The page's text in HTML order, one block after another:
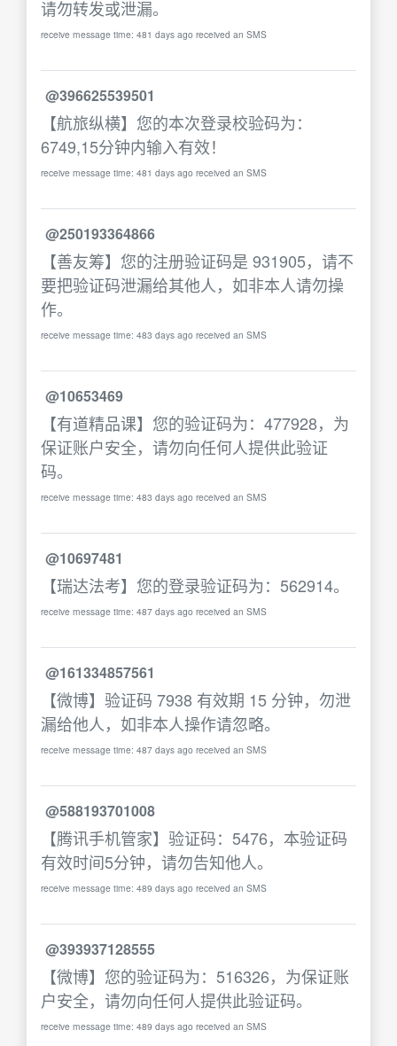
请勿转发或泄漏。
receive message time: 481 days ago received an SMS
@396625539501
【航旅纵横】您的本次登录校验码为：
6749,15分钟内输入有效！
receive message time: 481 days ago received an SMS
@250193364866
【善友筹】您的注册验证码是 931905，请不
要把验证码泄漏给其他人，如非本人请勿操
作。
receive message time: 483 days ago received an SMS
@10653469
【有道精品课】您的验证码为：477928，为
保证账户安全，请勿向任何人提供此验证
码。
receive message time: 483 days ago received an SMS
@10697481
【瑞达法考】您的登录验证码为：562914。
receive message time: 487 days ago received an SMS
@161334857561
【微博】验证码 7938 有效期 15 分钟，勿泄
漏给他人，如非本人操作请忽略。
receive message time: 487 days ago received an SMS
@588193701008
【腾讯手机管家】验证码：5476，本验证码
有效时间5分钟，请勿告知他人。
receive message time: 489 days ago received an SMS
@393937128555
【微博】您的验证码为：516326，为保证账
户安全，请勿向任何人提供此验证码。
receive message time: 489 days ago received an SMS